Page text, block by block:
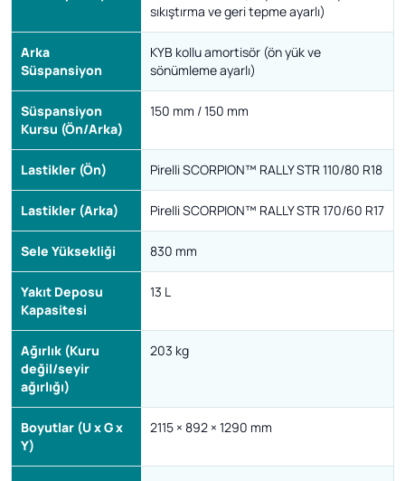
sıkıştırma ve geri tepme ayarlı)
Arka
Süspansiyon
KYB kollu amortisör (ön yük ve
sönümleme ayarlı)
Süspansiyon
Kursu (Ön/Arka)
150 mm / 150 mm
Lastikler (Ön) Pirelli SCORPION™ RALLY STR 110/80 R18
Lastikler (Arka) Pirelli SCORPION™ RALLY STR 170/60 R17
Sele Yüksekliği 830 mm
Yakıt Deposu
Kapasitesi
13 L
Ağırlık (Kuru
değil/seyir
ağırlığı)
203 kg
Boyutlar (U x G x
Y)
2115 × 892 × 1290 mm